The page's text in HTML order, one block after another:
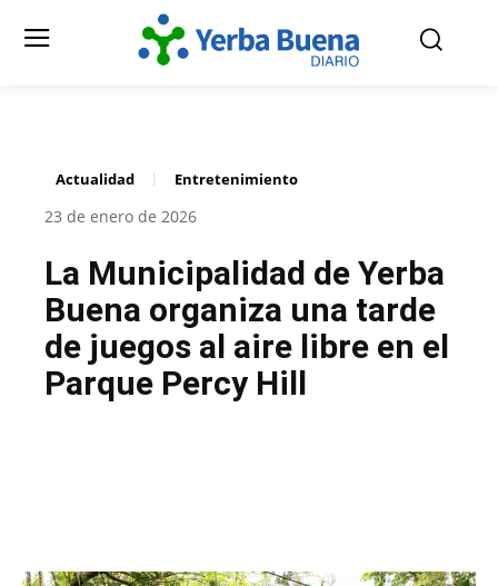
Actualidad Entretenimiento
23 de enero de 2026
La Municipalidad de Yerba
Buena organiza una tarde
de juegos al aire libre en el
Parque Percy Hill